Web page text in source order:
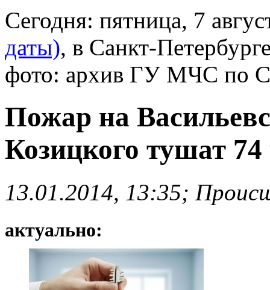
Сегодня: пятница, 7
даты), в Санкт-
фото: архив ГУ МЧС по
Пожар на
Козицкого тушат 74
13.01.2014, 13:35;
актуально: